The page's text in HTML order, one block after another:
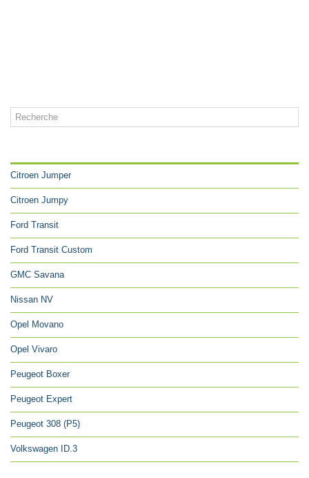
Citroen Jumper
Citroen Jumpy
Ford Transit
Ford Transit Custom
GMC Savana
Nissan NV
Opel Movano
Opel Vivaro
Peugeot Boxer
Peugeot Expert
Peugeot 308 (P5)
Volkswagen ID.3